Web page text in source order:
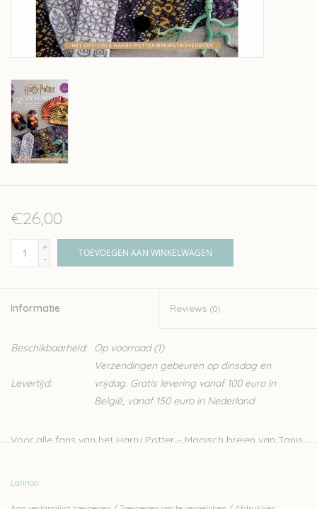
€26,00
+
-
TOEVOEGEN AAN WINKELWAGEN
Informatie Reviews (0)
Beschikbaarheid: Op voorraad(1)
Levertijd:
Verzendingen gebeuren op dinsdag en
vrijdag. Gratis levering vanaf 100 euro in
België, vanaf 150 euro in Nederland
Voor alle fans van het Harry Potter – Magisch breien van Tanis
Lannoo